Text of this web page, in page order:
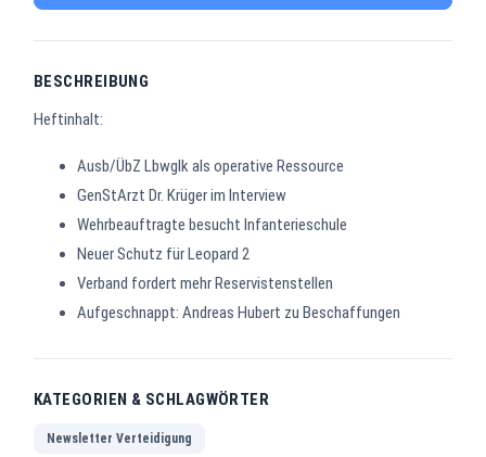
BESCHREIBUNG
Heftinhalt:
Ausb/ÜbZ Lbwglk als operative Ressource
GenStArzt Dr. Krüger im Interview
Wehrbeauftragte besucht Infanterieschule
Neuer Schutz für Leopard 2
Verband fordert mehr Reservistenstellen
Aufgeschnappt: Andreas Hubert zu Beschaffungen
KATEGORIEN & SCHLAGWÖRTER
Newsletter Verteidigung